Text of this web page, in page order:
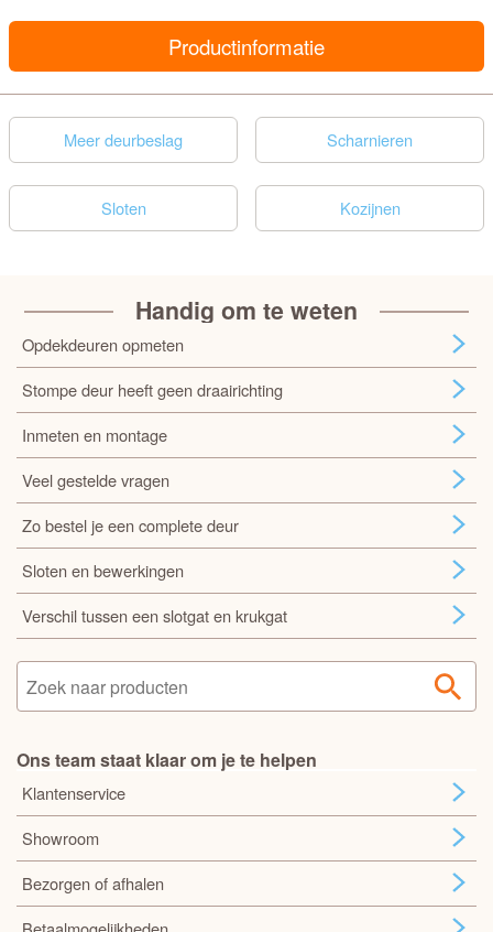
Productinformatie
Meer deurbeslag Scharnieren
Sloten Kozijnen
Handig om te weten
Opdekdeuren opmeten
Stompe deur heeft geen draairichting
Inmeten en montage
Veel gestelde vragen
Zo bestel je een complete deur
Sloten en bewerkingen
Verschil tussen een slotgat en krukgat
Ons team staat klaar om je te helpen
Klantenservice
Showroom
Bezorgen of afhalen